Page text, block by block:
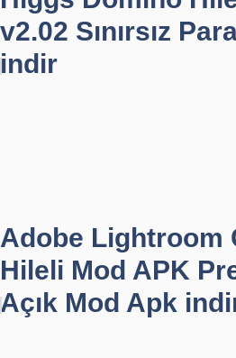
v2.02 Sınırsız
indir
Adobe Lightroom
Hileli Mod APK
Açık Mod Apk